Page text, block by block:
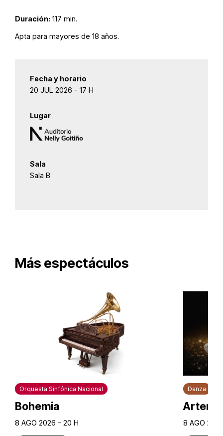
Duración: 117 min.
Apta para mayores de 18 años.
Fecha y horario
20 JUL 2026 - 17 H
Lugar
Sala
Sala B
Más espectáculos
Orquesta Sinfónica Nacional
Bohemia
8 AGO 2026 - 20 H
Danza
Artem
8 AGO